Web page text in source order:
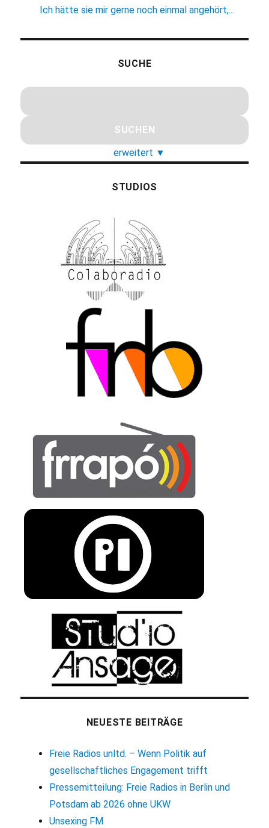
Ich hätte sie mir gerne noch einmal angehört,...
SUCHE
erweitert ▼
STUDIOS
NEUESTE BEITRÄGE
Freie Radios unltd. – Wenn Politik auf
gesellschaftliches Engagement trifft
Pressemitteilung: Freie Radios in Berlin und
Potsdam ab 2026 ohne UKW
Unsexing FM